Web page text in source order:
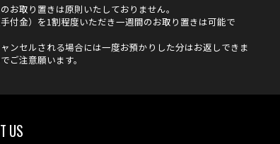
お取り置きは原則いたしておりません。
付金）を1割程度いただき一週間のお取り置きは可能で
ンセルされる場合には一度お預かりした分はお返しできま
ご注意願います。
US